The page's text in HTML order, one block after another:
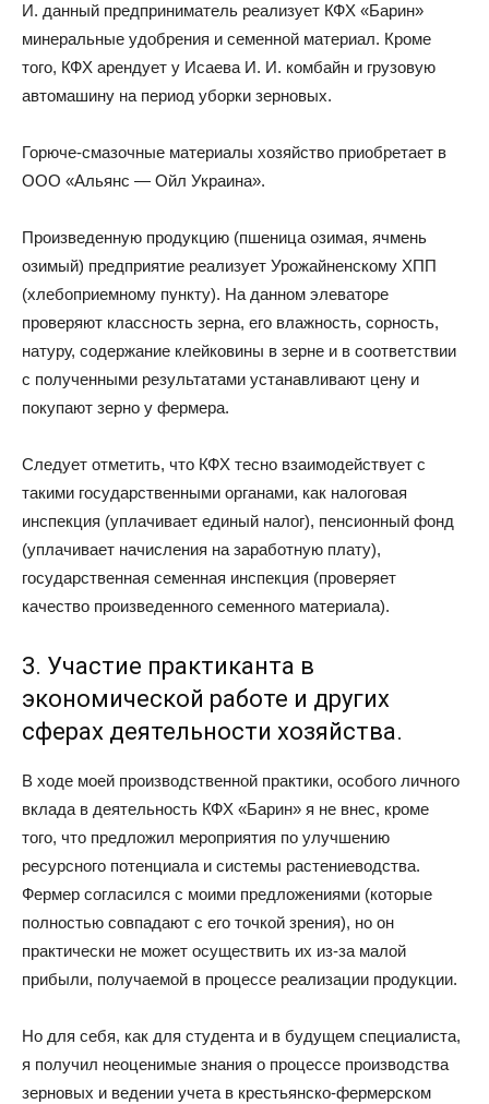
И. данный предприниматель реализует КФХ «Барин»
минеральные удобрения и семенной материал. Кроме
того, КФХ арендует у Исаева И. И. комбайн и грузовую
автомашину на период уборки зерновых.
Горюче-смазочные материалы хозяйство приобретает в
ООО «Альянс — Ойл Украина».
Произведенную продукцию (пшеница озимая, ячмень
озимый) предприятие реализует Урожайненскому ХПП
(хлебоприемному пункту). На данном элеваторе
проверяют классность зерна, его влажность, сорность,
натуру, содержание клейковины в зерне и в соответствии
с полученными результатами устанавливают цену и
покупают зерно у фермера.
Следует отметить, что КФХ тесно взаимодействует с
такими государственными органами, как налоговая
инспекция (уплачивает единый налог), пенсионный фонд
(уплачивает начисления на заработную плату),
государственная семенная инспекция (проверяет
качество произведенного семенного материала).
3. Участие практиканта в
экономической работе и других
сферах деятельности хозяйства.
В ходе моей производственной практики, особого личного
вклада в деятельность КФХ «Барин» я не внес, кроме
того, что предложил мероприятия по улучшению
ресурсного потенциала и системы растениеводства.
Фермер согласился с моими предложениями (которые
полностью совпадают с его точкой зрения), но он
практически не может осуществить их из-за малой
прибыли, получаемой в процессе реализации продукции.
Но для себя, как для студента и в будущем специалиста,
я получил неоценимые знания о процессе производства
зерновых и ведении учета в крестьянско-фермерском